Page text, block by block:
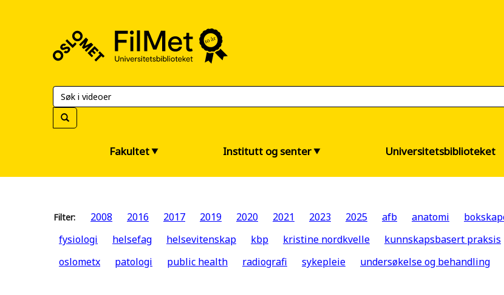
Universitetsbiblioteket
Fakultet Institutt og senter Universitetsbiblioteket
Filter: 2008 2016 2017 2019 2020 2021 2023 2025 afb anatomi
fysiologi
helsefag helsevitenskap kbp kristine nordkvelle kunnskapsbasert praksis
oslometx
patologi public health radiografi sykepleie undersøkelse og behandling